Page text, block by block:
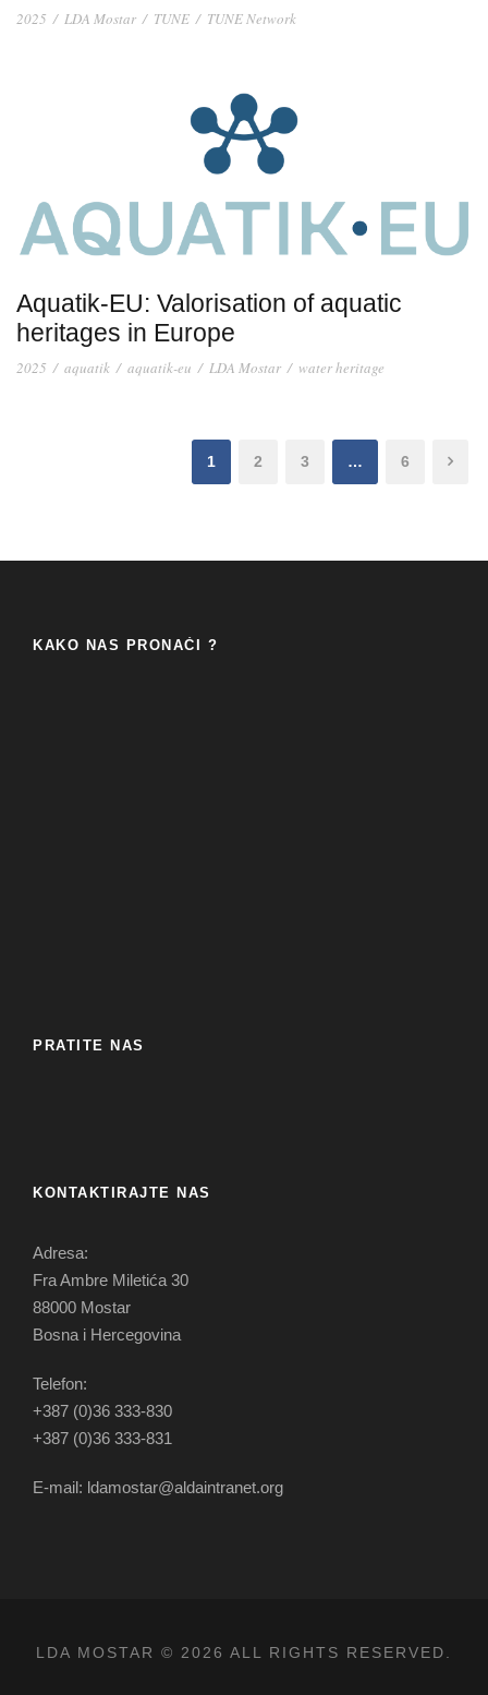
2025 / LDA Mostar / TUNE / TUNE Network
Aquatik-EU: Valorisation of aquatic
heritages in Europe
2025 / aquatik / aquatik-eu / LDA Mostar / water heritage
1 2 3 … 6
KAKO NAS PRONAĆI ?
PRATITE NAS
KONTAKTIRAJTE NAS
Adresa:
Fra Ambre Miletića 30
88000 Mostar
Bosna i Hercegovina
Telefon:
+387 (0)36 333-830
+387 (0)36 333-831
E-mail: ldamostar@aldaintranet.org
LDA MOSTAR © 2026 ALL RIGHTS RESERVED.